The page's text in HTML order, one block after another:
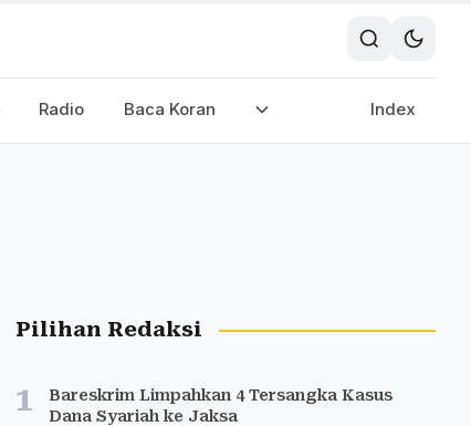
Radio Baca Koran Index
Pilihan Redaksi
1
Bareskrim Limpahkan 4 Tersangka Kasus
Dana Syariah ke Jaksa